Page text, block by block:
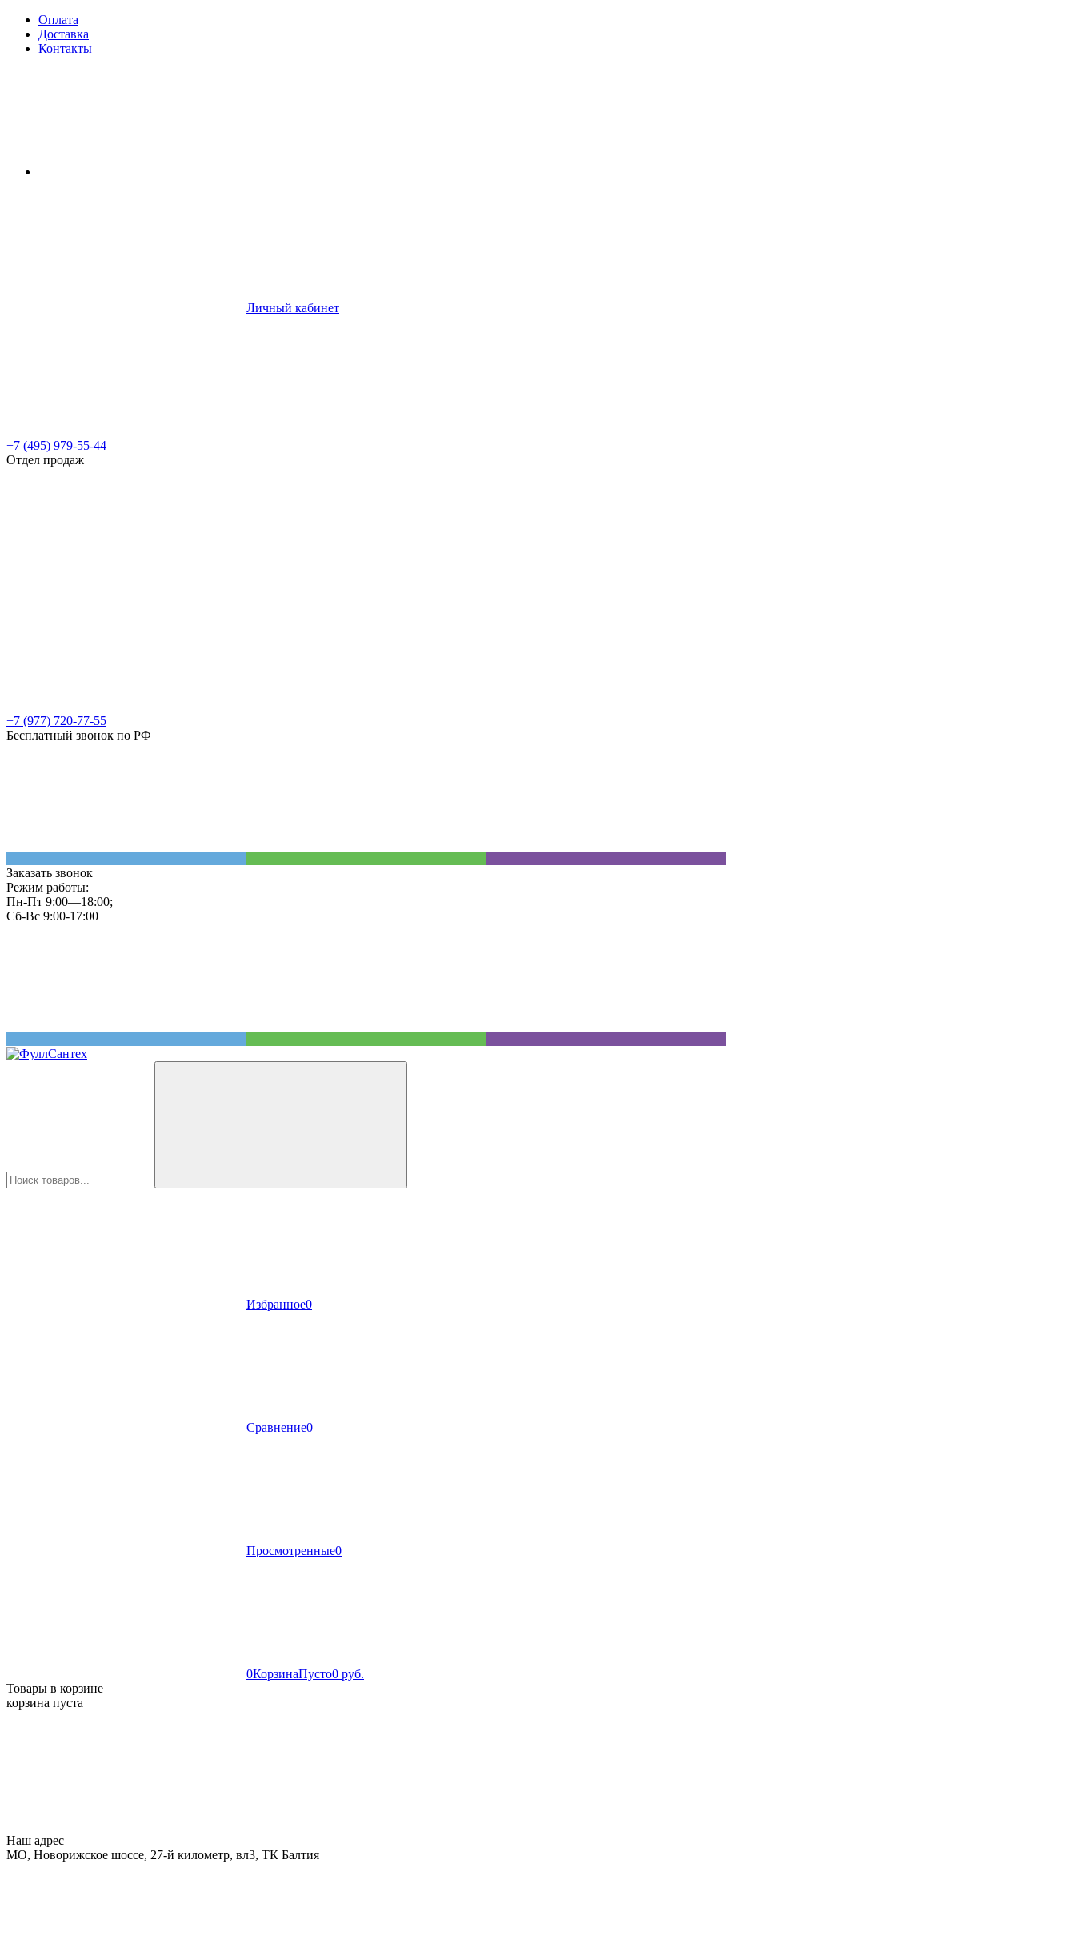
Оплата
Доставка
Контакты
Личный кабинет
+7 (495) 979-55-44
Отдел продаж
+7 (977) 720-77-55
Бесплатный звонок по РФ
Заказать звонок
Режим работы:
Пн-Пт 9:00—18:00;
Сб-Вс 9:00-17:00
Избранное0
Сравнение0
Просмотренные0
0КорзинаПусто0 руб.
Товары в корзине
корзина пуста
Наш адрес
МО, Новорижское шоссе, 27-й километр, вл3, ТК Балтия